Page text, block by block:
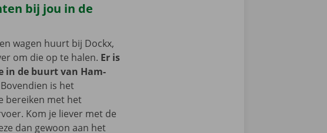
bij jou in de
wagen huurt bij Dockx,
om die op te halen. Er is
in de buurt van Ham-
is het
bereiken met het
Kom je liever met de
dan gewoon aan het